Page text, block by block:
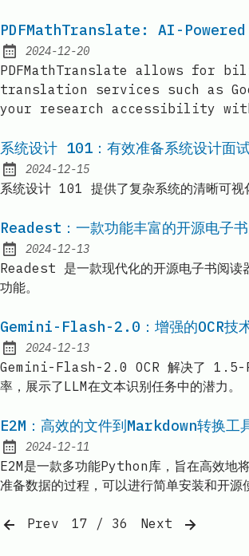
PDFMathTranslate: AI-
Published:
2024-12-20
PDFMathTranslate allows for
translation services such as
your research accessibility
系统设计 101：有效准备系统设计面
Published:
2024-12-15
系统设计 101 提供了复杂系统的清晰可视
Readest：一款功能丰富的开源电子
Published:
2024-12-13
Readest 是一款现代化的开源电子书阅读
功能。
Gemini-Flash-2.0：增强的OCR技
Published:
2024-12-13
Gemini-Flash-2.0 OCR 解决了 1.5-Pro
率，展示了LLM在文本识别任务中的潜力。
E2M：高效的文件到Markdown转换
Published:
2024-12-11
E2M是一款多功能Python库，旨在高效地
准备数据的过程，可以进行简单安装和开源
Prev 17 / 36
Next